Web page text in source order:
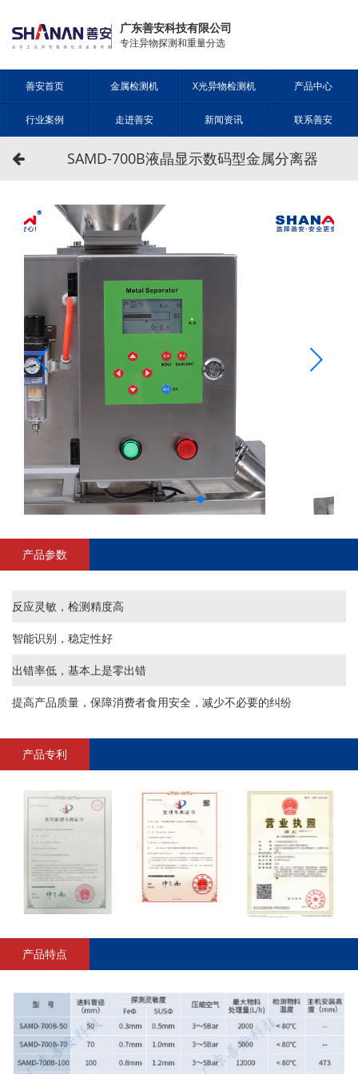
广东善安科技有限公司
专注异物探测和重量分选
善安首页 金属检测机 X光异物检测机 产品中心
行业案例 走进善安 新闻资讯 联系善安
SAMD-700B液晶显示数码型金属分离器
产品参数
反应灵敏，检测精度高
智能识别，稳定性好
出错率低，基本上是零出错
提高产品质量，保障消费者食用安全，减少不必要的纠纷
产品专利
产品特点